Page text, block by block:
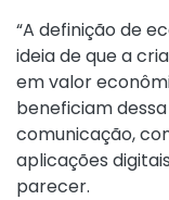
“A definição de
ideia de que a
em valor
beneficiam
comunicação,
aplicações
parecer.